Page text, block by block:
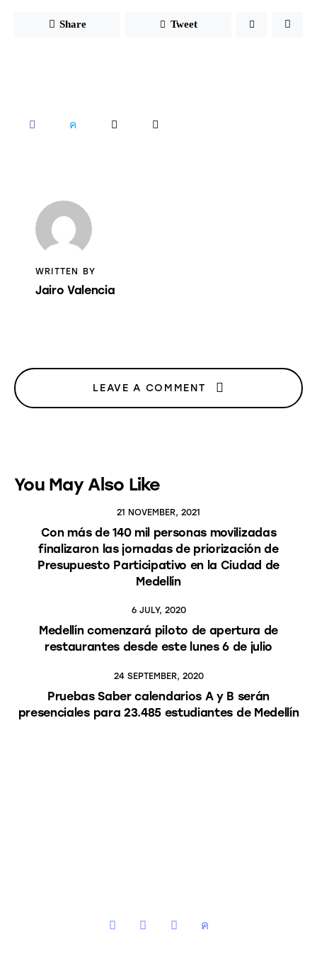
Share Tweet
SHARE SHARE SHARE COPY
WRITTEN BY
Jairo Valencia
LEAVE A COMMENT
You May Also Like
21 NOVEMBER, 2021
Con más de 140 mil personas movilizadas
finalizaron las jornadas de priorización de
Presupuesto Participativo en la Ciudad de
Medellín
6 JULY, 2020
Medellín comenzará piloto de apertura de
restaurantes desde este lunes 6 de julio
24 SEPTEMBER, 2020
Pruebas Saber calendarios A y B serán
presenciales para 23.485 estudiantes de Medellín
instagramfacebookyoutube2twitter-